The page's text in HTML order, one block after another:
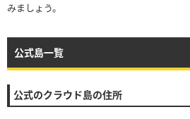
みましょう。
公式島一覧
公式のクラウド島の住所